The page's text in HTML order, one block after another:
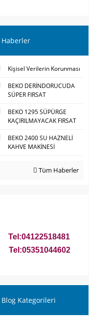
Haberler
Kişisel Verilerin Korunması
BEKO DERİNDORUCUDA
SÜPER FIRSAT
BEKO 1295 SÜPÜRGE
KAÇIRILMAYACAK FIRSAT
BEKO 2400 SU HAZNELİ
KAHVE MAKİNESİ
Tüm Haberler
Tel:04122518481
Tel:05351044602
Blog Kategorileri